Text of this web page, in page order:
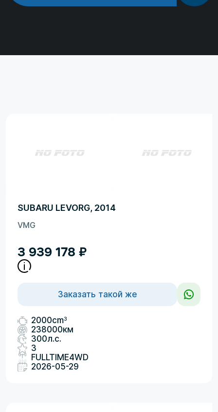
SUBARU LEVORG, 2014
VMG
3 939 178 ₽
Заказать такой же
2000cm3
238000км
300л.с.
3
FULLTIME4WD
2026-05-29